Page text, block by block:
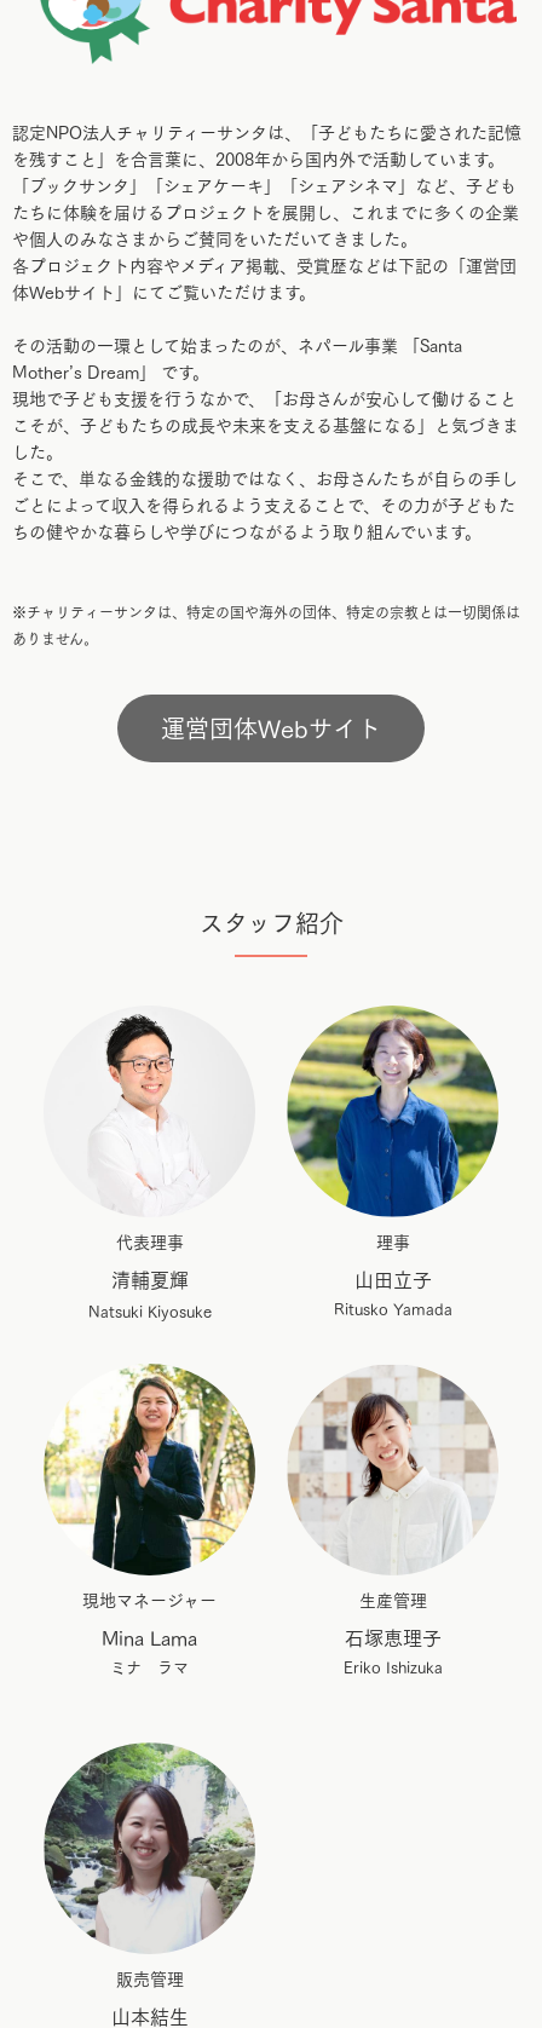
認定NPO法人チャリティーサンタは、「子どもたちに愛された記憶
を残すこと」を合言葉に、2008年から国内外で活動しています。
「ブックサンタ」「シェアケーキ」「シェアシネマ」など、子ども
たちに体験を届けるプロジェクトを展開し、これまでに多くの企業
や個人のみなさまからご賛同をいただいてきました。
各プロジェクト内容やメディア掲載、受賞歴などは下記の「運営団
体Webサイト」にてご覧いただけます。
その活動の一環として始まったのが、ネパール事業 「Santa
Mother’s Dream」 です。
現地で子ども支援を行うなかで、「お母さんが安心して働けること
こそが、子どもたちの成長や未来を支える基盤になる」と気づきま
した。
そこで、単なる金銭的な援助ではなく、お母さんたちが自らの手し
ごとによって収入を得られるよう支えることで、その力が子どもた
ちの健やかな暮らしや学びにつながるよう取り組んでいます。
※チャリティーサンタは、特定の国や海外の団体、特定の宗教とは一切関係は
ありません。
運営団体Webサイト
スタッフ紹介
代表理事
清輔夏輝
Natsuki Kiyosuke
理事
山田立子
Ritusko Yamada
現地マネージャー
Mina Lama
ミナ ラマ
生産管理
石塚恵理子
Eriko Ishizuka
販売管理
山本結生